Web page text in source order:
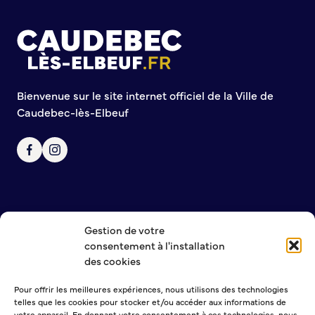
Gestion de votre
consentement à l'installation
des cookies
Pour offrir les meilleures expériences, nous utilisons des technologies
telles que les cookies pour stocker et/ou accéder aux informations de
Bienvenue sur le site internet officiel de la Ville de
Caudebec-lès-Elbeuf
NOUS CONTACTER
MENTIONS LÉGALES
POLITIQUE DE CONFIDENTIALITÉ
Réseaux sociaux
Journal municipal
Le Territoire
La Métropole de Rouen Normandie
Le Département de la Seine-Maritime
La Région Normandie
Culture
Médiathèque Boris Vian
Studio Gainsbourg
Attribution de subventions